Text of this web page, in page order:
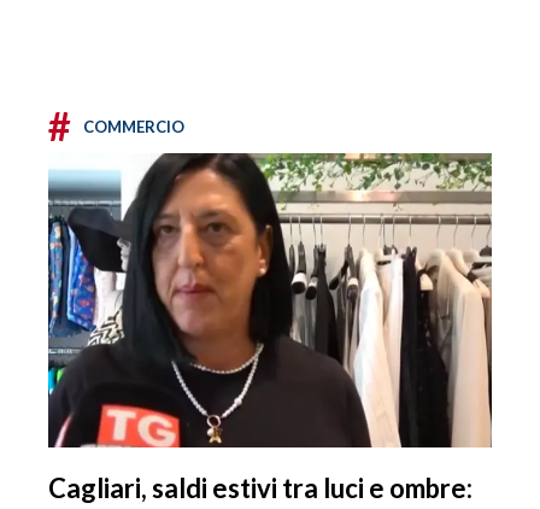
# COMMERCIO
Cagliari, saldi estivi tra luci e ombre: